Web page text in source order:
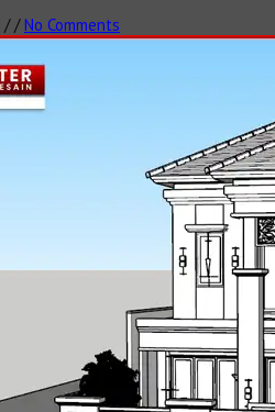
//No Comments